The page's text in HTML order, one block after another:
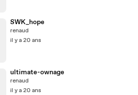
SWK_hope
renaud
il y a 20 ans
ultimate-ownage
renaud
il y a 20 ans